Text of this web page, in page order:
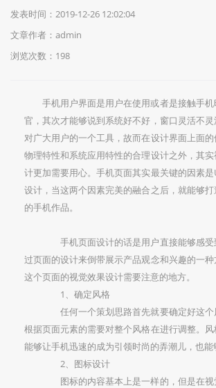
发表时间：2019-12-26 12:02:04
文章作者：admin
浏览次数： 198
手机用户界面是用户在使用或者是接触手
官，其次才能够说到系统好不好，窗口灵活不
对广大用户的一个工具，故而在设计界面上面
物理特性和系统应用特性的合理设计之外，其
计更加需要用心。手机页面其实最关键的因素
设计，当这两个因素完美的融合之后，就能够
的手机作品。
手机页面设计的话是用户直接能够感受
过页面的设计来倒带展示产品观念和兴趣的一
这个页面的视觉效果设计需要注意的地方。
1、确定风格
任何一个策划思路首先就要确定好这个
根据页面元素的需要对整个风格在进行调整。
能够让手机迅速的成为引领时尚的弄潮儿，也能
2、图标设计
图标的内容基本上是一样的，但是在视